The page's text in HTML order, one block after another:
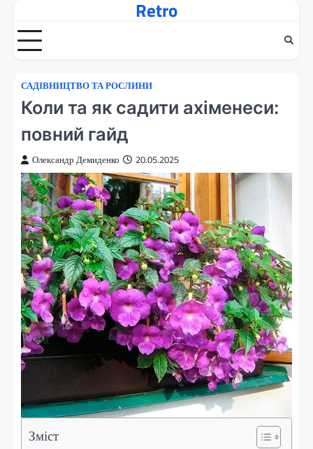
вмісту
Retro
САДІВНИЦТВО ТА РОСЛИНИ
Коли та як садити ахіменеси:
повний гайд
Олександр Демиденко 20.05.2025
Зміст